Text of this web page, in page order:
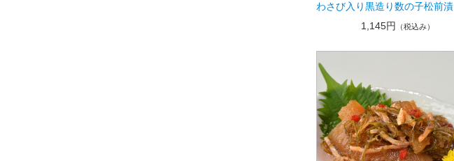
わさび入り黒造り数の子松前漬
1,145円
（税込み）